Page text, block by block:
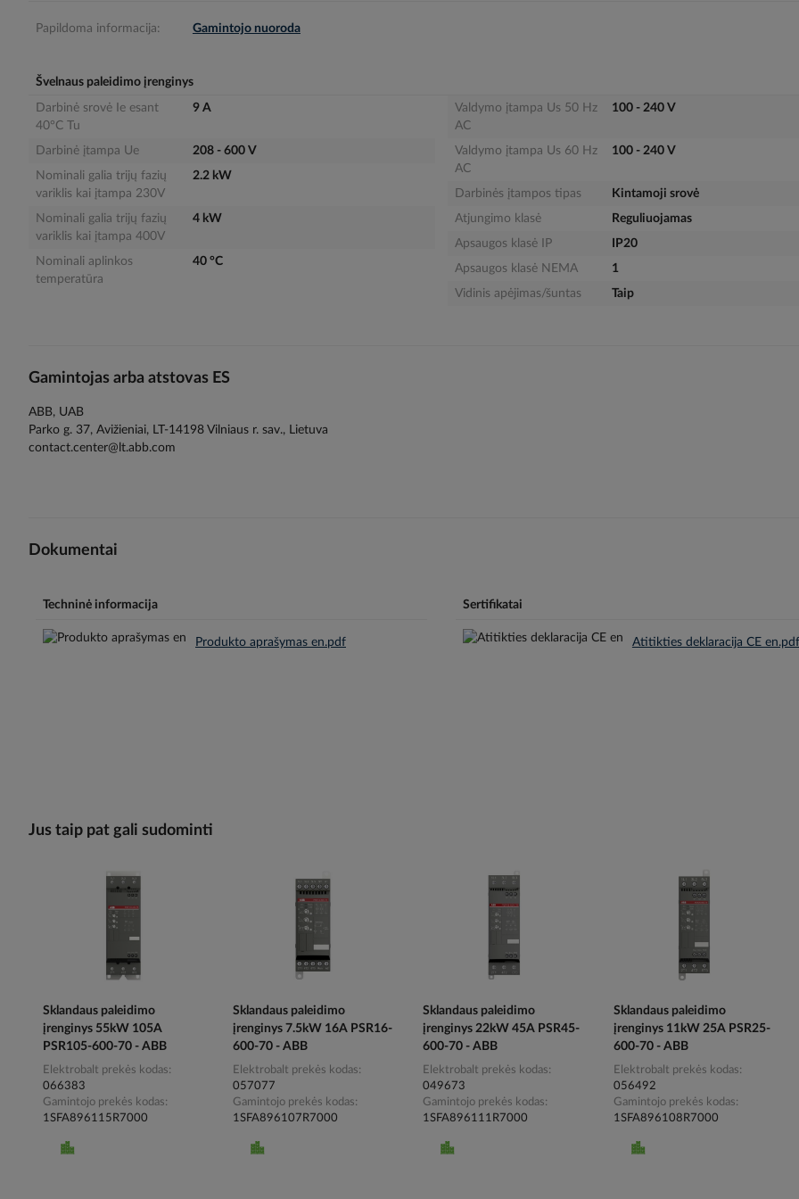
Papildoma informacija: Gamintojo nuoroda
Švelnaus paleidimo įrenginys
Darbinė srovė Ie esant
40°C Tu
9 A
Darbinė įtampa Ue
208 - 600 V
Nominali galia trijų fazių
variklis kai įtampa 230V
2.2 kW
Nominali galia trijų fazių
variklis kai įtampa 400V
4 kW
Nominali aplinkos
temperatūra
40 °C
Valdymo įtampa Us 50 Hz
AC
100 - 240 V
Valdymo įtampa Us 60 Hz
AC
100 - 240 V
Darbinės įtampos tipas
Kintamoji srovė
Atjungimo klasė
Reguliuojamas
Apsaugos klasė IP
IP20
Apsaugos klasė NEMA
1
Vidinis apėjimas/šuntas
Taip
Gamintojas arba atstovas ES
ABB, UAB
Parko g. 37, Avižieniai, LT-14198 Vilniaus r. sav., Lietuva
contact.center@lt.abb.com
Dokumentai
Techninė informacija
Produkto aprašymas en.pdf
Sertifikatai
Atitikties deklaracija CE en.pdf
Jus taip pat gali sudominti
Sklandaus paleidimo
įrenginys 55kW 105A
PSR105-600-70 - ABB
Elektrobalt prekės kodas
066383
Gamintojo prekės kodas
1SFA896115R7000
Sklandaus paleidimo
įrenginys 7.5kW 16A PSR16-
600-70 - ABB
Elektrobalt prekės kodas
057077
Gamintojo prekės kodas
1SFA896107R7000
Sklandaus paleidimo
įrenginys 22kW 45A PSR45-
600-70 - ABB
Elektrobalt prekės kodas
049673
Gamintojo prekės kodas
1SFA896111R7000
Sklandaus paleidimo
įrenginys 11kW 25A PSR25-
600-70 - ABB
Elektrobalt prekės kodas
056492
Gamintojo prekės kodas
1SFA896108R7000